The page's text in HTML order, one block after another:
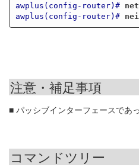
awplus(config-router)#
awplus(config-router)#
注意・補足事項
■ パッシブインターフェースであ
コマンドツリー